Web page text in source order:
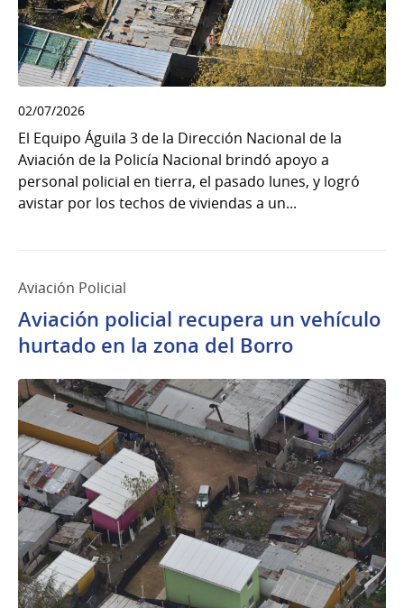
02/07/2026
El Equipo Águila 3 de la Dirección Nacional de la
Aviación de la Policía Nacional brindó apoyo a
personal policial en tierra, el pasado lunes, y logró
avistar por los techos de viviendas a un...
Aviación Policial
Aviación policial recupera un vehículo
hurtado en la zona del Borro